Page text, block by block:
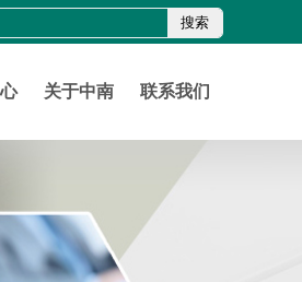
搜索
关于中南 联系我们